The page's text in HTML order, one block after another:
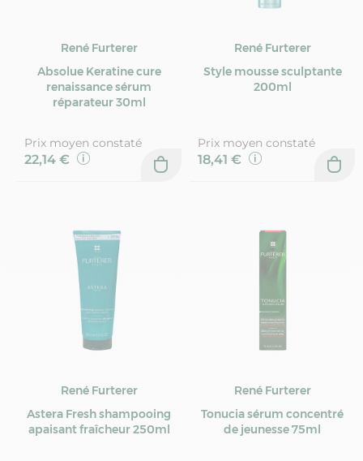
René Furterer
Absolue Keratine cure
renaissance sérum
réparateur 30ml
Prix moyen constaté
22,14 €
René Furterer
Style mousse sculptante
200ml
Prix moyen constaté
18,41 €
René Furterer
Astera Fresh shampooing
apaisant fraîcheur 250ml
René Furterer
Tonucia sérum concentré
de jeunesse 75ml